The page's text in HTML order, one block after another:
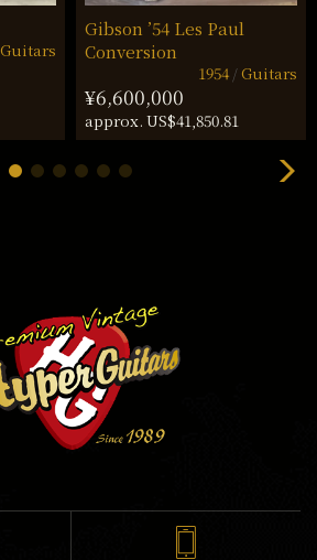
Guitars
Gibson ’54 Les Paul
Conversion
1954 Guitars
¥6,600,000
approx. US$41,850.81